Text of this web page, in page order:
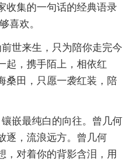
收集的一句话的经典语录
喜欢。
世来生，只为陪你走完今
起，携手陌上，相依红
桑田，只愿一袭红装，陪
嵌最纯白的向往。曾几何
逐，流浪远方。曾几何
，对着你的背影含泪，用